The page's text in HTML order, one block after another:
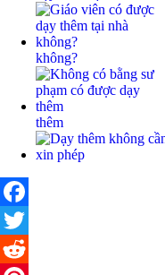
không?
thêm
Facebook
Twitter